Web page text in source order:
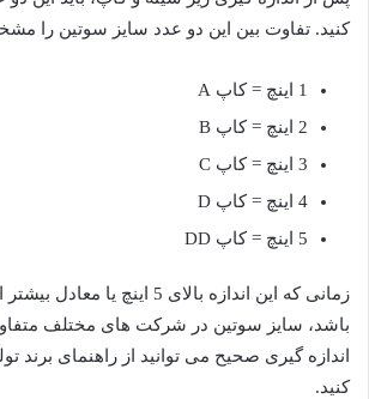
کنید. تفاوت بین این دو عدد سایز سوتین را
1 اینچ = کاپ A
2 اینچ = کاپ B
3 اینچ = کاپ C
4 اینچ = کاپ D
5 اینچ = کاپ DD
باشد، سایز سوتین در شرکت های مختلف
اندازه گیری صحیح می توانید از راهنمای برند
کنید.